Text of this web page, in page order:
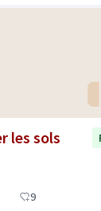
les sols
9